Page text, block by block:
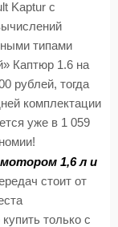
Kaptur с
типами
Каптюр 1.6 на
рублей, тогда
комплектации
уже в 1 059
мотором 1,6 л и
стоит от
только с